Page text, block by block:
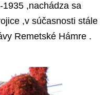
,nachádza sa
,v súčasnosti stále
Remetské Hámre .